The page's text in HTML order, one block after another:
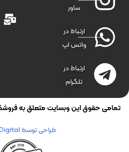
ساور
ارتباط در
واتس اپ
ارتباط در
تلگرام
تمامی حقوق این وبسایت متعلق به فروشگاه
طراحی توسط Iran Digital